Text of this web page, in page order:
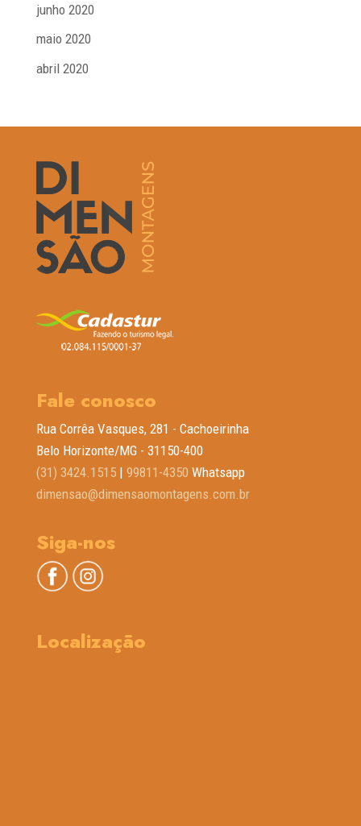
junho 2020
maio 2020
abril 2020
Fale conosco
Rua Corrêa Vasques, 281 - Cachoeirinha
Belo Horizonte/MG - 31150-400
(31) 3424.1515| 99811-4350 Whatsapp
dimensao@dimensaomontagens.com.br
Siga-nos
Localização